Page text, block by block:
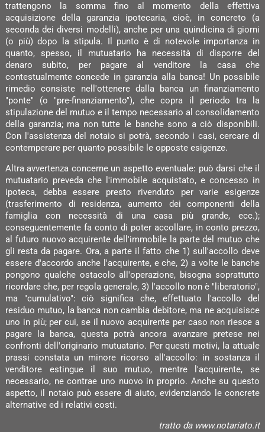
trattengono la somma fino al momento della effettiva
acquisizione della garanzia ipotecaria, cioè, in concreto (a
seconda dei diversi modelli), anche per una quindicina di giorni
(o più) dopo la stipula. Il punto è di notevole importanza in
quanto, spesso, il mutuatario ha necessità di disporre del
denaro subito, per pagare al venditore la casa che
contestualmente concede in garanzia alla banca! Un possibile
rimedio consiste nell'ottenere dalla banca un finanziamento
"ponte" (o "pre-finanziamento"), che copra il periodo tra la
stipulazione del mutuo e il tempo necessario al consolidamento
della garanzia; ma non tutte le banche sono a ciò disponibili.
Con l'assistenza del notaio si potrà, secondo i casi, cercare di
contemperare per quanto possibile le opposte esigenze.
Altra avvertenza concerne un aspetto eventuale: può darsi che il
mutuatario preveda che l'immobile acquistato, e concesso in
ipoteca, debba essere presto rivenduto per varie esigenze
(trasferimento di residenza, aumento dei componenti della
famiglia con necessità di una casa più grande, ecc.);
conseguentemente fa conto di poter accollare, in conto prezzo,
al futuro nuovo acquirente dell'immobile la parte del mutuo che
gli resta da pagare. Ora, a parte il fatto che 1) sull'accollo deve
essere d'accordo anche l'acquirente, e che, 2) a volte le banche
pongono qualche ostacolo all'operazione, bisogna soprattutto
ricordare che, per regola generale, 3) l'accollo non è "liberatorio",
ma "cumulativo": ciò significa che, effettuato l'accollo del
residuo mutuo, la banca non cambia debitore, ma ne acquisisce
uno in più; per cui, se il nuovo acquirente per caso non riesce a
pagare la banca, questa potrà ancora avanzare pretese nei
confronti dell'originario mutuatario. Per questi motivi, la attuale
prassi constata un minore ricorso all'accollo: in sostanza il
venditore estingue il suo mutuo, mentre l'acquirente, se
necessario, ne contrae uno nuovo in proprio. Anche su questo
aspetto, il notaio può essere di aiuto, evidenziando le concrete
alternative ed i relativi costi.
tratto da www.notariato.it